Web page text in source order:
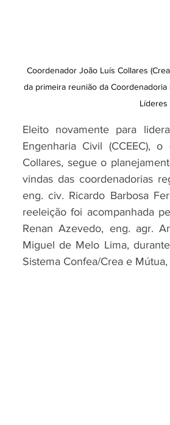
Coordenador João Luís Collares
da primeira reunião da
Líderes
Eleito novamente para
Engenharia Civil (CCEEC),
Collares, segue o
vindas das coordenadorias
eng. civ. Ricardo Barbosa
reeleição foi acompanhada
Renan Azevedo, eng. agr.
Miguel de Melo Lima,
Sistema Confea/Crea e